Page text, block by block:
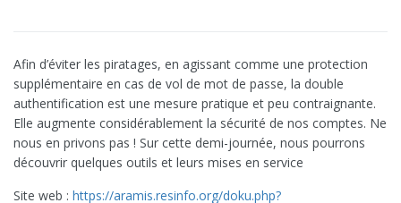
Afin d’éviter les piratages, en agissant comme une protection
supplémentaire en cas de vol de mot de passe, la double
authentification est une mesure pratique et peu contraignante.
Elle augmente considérablement la sécurité de nos comptes. Ne
nous en privons pas ! Sur cette demi-journée, nous pourrons
découvrir quelques outils et leurs mises en service
Site web : https://aramis.resinfo.org/doku.php?